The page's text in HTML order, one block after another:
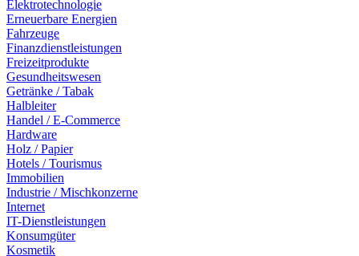
Elektrotechnologie
Erneuerbare Energien
Fahrzeuge
Finanzdienstleistungen
Freizeitprodukte
Gesundheitswesen
Getränke / Tabak
Halbleiter
Handel / E-Commerce
Hardware
Holz / Papier
Hotels / Tourismus
Immobilien
Industrie / Mischkonzerne
Internet
IT-Dienstleistungen
Konsumgüter
Kosmetik